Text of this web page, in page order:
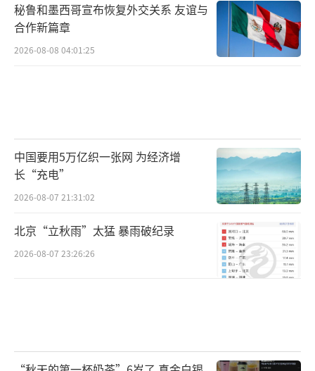
秘鲁和墨西哥宣布恢复外交关系 友谊与
合作新篇章
2026-08-08 04:01:25
中国要用5万亿织一张网 为经济增
长“充电”
2026-08-07 21:31:02
北京“立秋雨”太猛 暴雨破纪录
2026-08-07 23:26:26